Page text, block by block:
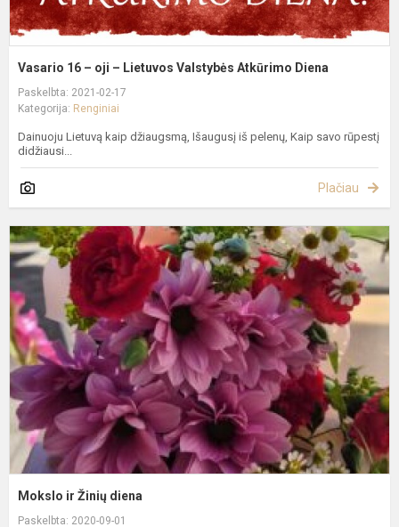
Vasario 16 – oji – Lietuvos Valstybės Atkūrimo Diena
Paskelbta: 2021-02-17
Kategorija: Renginiai
Dainuoju Lietuvą kaip džiaugsmą, Išaugusį iš pelenų, Kaip savo rūpestį
didžiausi...
Plačiau
Mokslo ir Žinių diena
Paskelbta: 2020-09-01